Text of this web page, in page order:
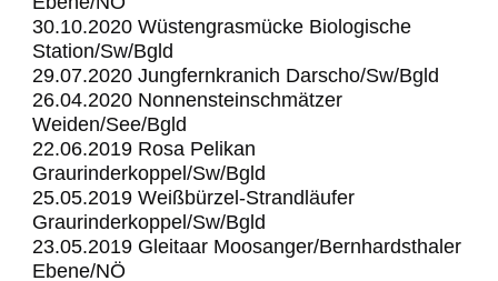
30.10.2020 Wüstengrasmücke Biologische
Station/Sw/Bgld
29.07.2020 Jungfernkranich Darscho/Sw/Bgld
26.04.2020 Nonnensteinschmätzer
Weiden/See/Bgld
22.06.2019 Rosa Pelikan
Graurinderkoppel/Sw/Bgld
25.05.2019 Weißbürzel-Strandläufer
Graurinderkoppel/Sw/Bgld
23.05.2019 Gleitaar Moosanger/Bernhardsthaler
Ebene/NÖ